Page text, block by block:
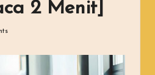
2 Menit]